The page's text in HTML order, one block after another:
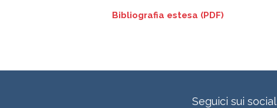
Bibliografia estesa (PDF)
Seguici sui social